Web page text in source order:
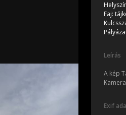
Faj:
Leírás
A kép
Exif